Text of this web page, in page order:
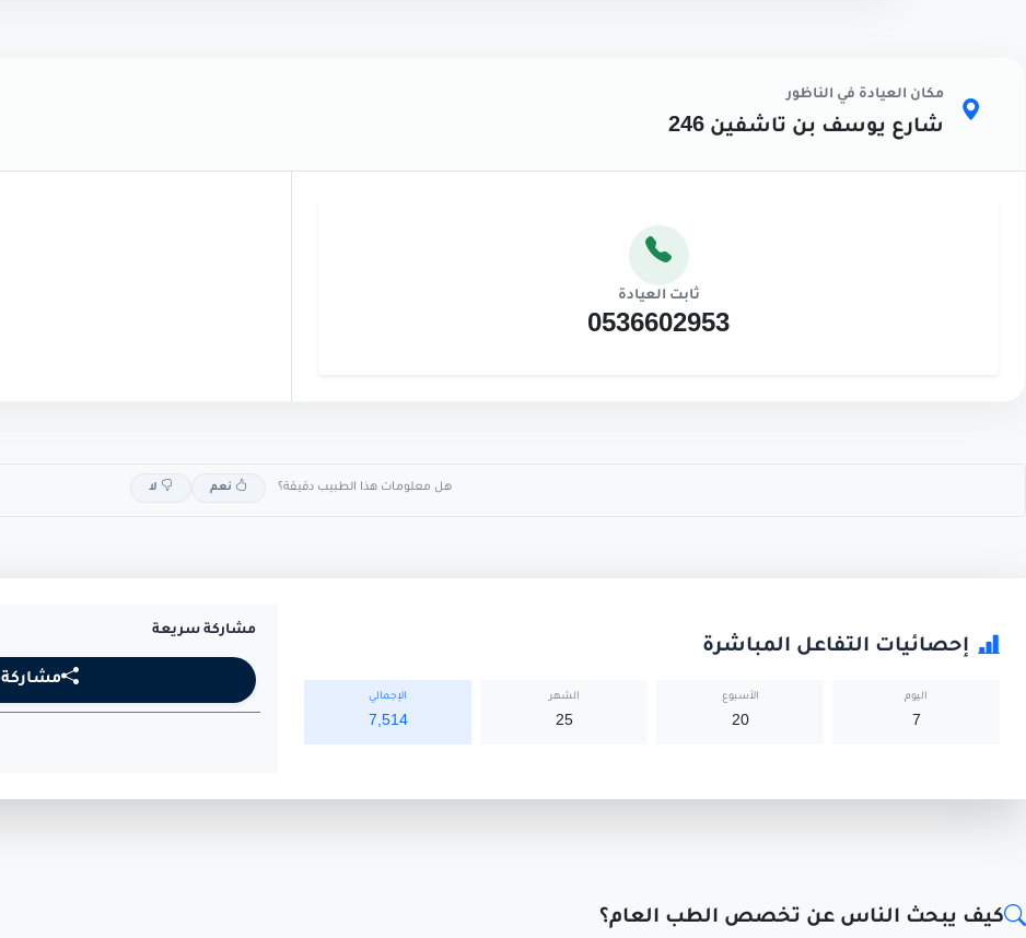
مكان العيادة في الناظور
شارع يوسف بن تاشفين 246
ثابت العيادة
0536602953
هل معلومات هذا الطبيب دقيقة؟ نعم لا
إحصائيات التفاعل المباشرة
اليوم
7
الأسبوع
20
الشهر
25
الإجمالي
7,514
مشاركة سريعة
مشاركة
كيف يبحث الناس عن تخصص الطب العام؟